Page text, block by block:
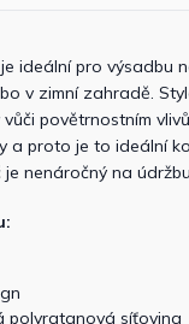
ideální pro výsadbu
v zimní zahradě.
povětrnostním
a proto je to ideální
je nenáročný na
polyratanová síťovina